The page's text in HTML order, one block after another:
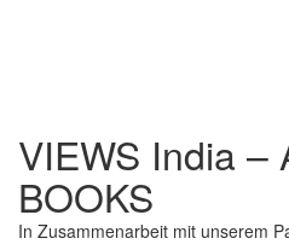
VIEWS India –
BOOKS
In Zusammenarbeit mit unserem